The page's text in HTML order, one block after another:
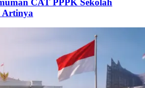
Artinya